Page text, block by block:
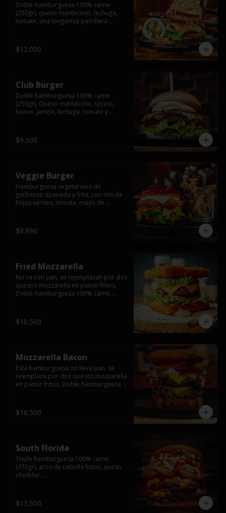
Doble hamburguesa 100% carne
(250gr), queso mantecoso, lechuga,
tomate, una longaniza parrillera
papas fritas.
$12.000
Club Burger
Doble hamburguesa 100% carne
(250gr), Queso mantecoso, tocino,
huevo, jamon, lechuga, tomate y
$9.500
Veggie Burger
Hamburguesa vegetariana de
garbanzo apanada y frita, con mix de
hojas verdes, tomate, mayo de
$8.990
Fried Mozzarella
No va con pan, se reemplazan por dos
quesos mozzarella en panco fritos,
Doble hamburguesa 100% carne
$10.500
Mozzarella Bacon
Esta hamburguesa no lleva pan, se
reemplaza por dos quesos mozzarella
en panco fritos, Doble hamburguesa
salsa BBQ acompañado de papas
fritas.
$10.500
South Florida
Triple hamburguesa 100% carne
(375gr), aros de cebolla fritos, queso
cheddar,
$11.500